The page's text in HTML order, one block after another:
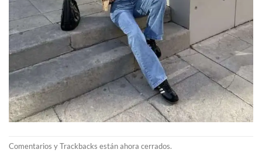
Comentarios y Trackbacks están ahora cerrados.